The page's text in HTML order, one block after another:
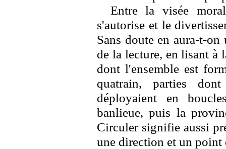
Entre la visée
s'autorise et le
Sans doute en aura-t-
de la lecture, en lisant à
dont l'ensemble est
quatrain, parties
déployaient en
banlieue, puis la
Circuler signifie aussi
une direction et un point